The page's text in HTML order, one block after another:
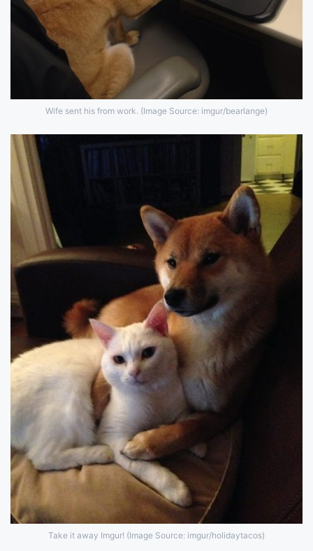
Wife sent his from work. (Image Source: imgur/bearlange)
Take it away Imgur! (Image Source: imgur/holidaytacos)